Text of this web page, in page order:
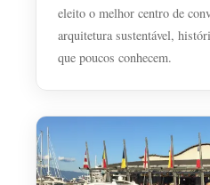
eleito o melhor centro de
arquitetura sustentável,
que poucos conhecem.